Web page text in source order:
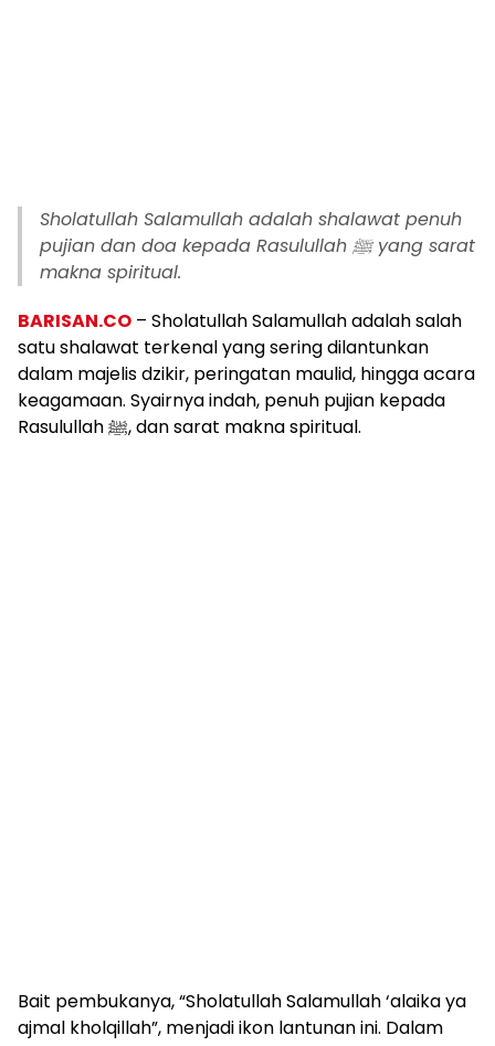
Sholatullah Salamullah adalah shalawat penuh
pujian dan doa kepada Rasulullah ﷺ yang sarat
makna spiritual.
BARISAN.CO – Sholatullah Salamullah adalah salah
satu shalawat terkenal yang sering dilantunkan
dalam majelis dzikir, peringatan maulid, hingga acara
keagamaan. Syairnya indah, penuh pujian kepada
Rasulullah ﷺ, dan sarat makna spiritual.
Bait pembukanya, “Sholatullah Salamullah ‘alaika ya
ajmal kholqillah”, menjadi ikon lantunan ini. Dalam